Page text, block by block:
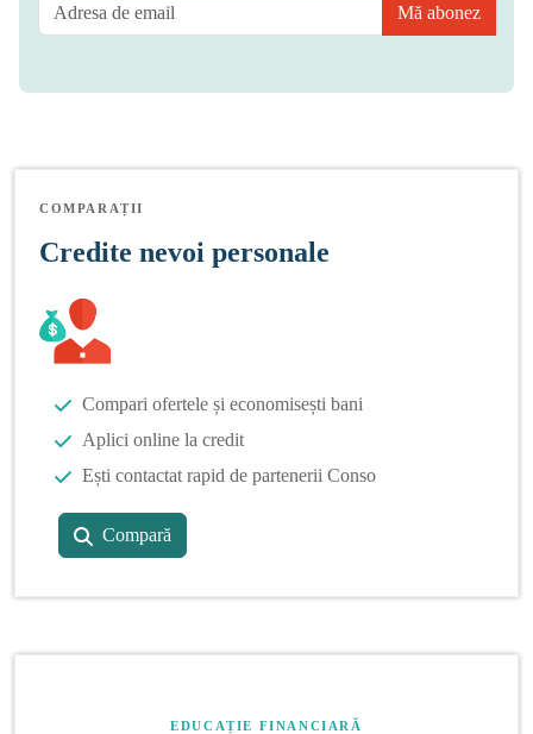
Mă abonez
COMPARAȚII
Credite nevoi personale
Compari ofertele și economisești bani
Aplici online la credit
Ești contactat rapid de partenerii Conso
Compară
EDUCAȚIE FINANCIARĂ